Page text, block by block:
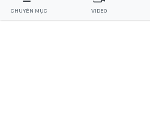
CHUYÊN MỤC VIDEO